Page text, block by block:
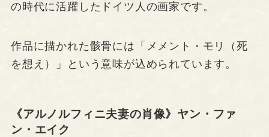
の時代に活躍したドイツ人の画家です。
作品に描かれた骸骨には「メメント・モリ（死
を想え）」という意味が込められています。
《アルノルフィニ夫妻の肖像》ヤン・ファ
ン・エイク